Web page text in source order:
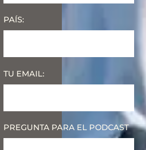
PAÍS:
TU EMAIL:
PREGUNTA PARA EL PODCAST